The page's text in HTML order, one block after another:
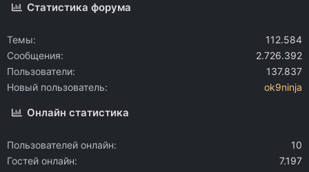
Статистика форума
Темы
112.584
Сообщения
2.726.392
Пользователи
137.837
Новый пользователь
ok9ninja
Онлайн статистика
Пользователей онлайн
10
Гостей онлайн
7.197